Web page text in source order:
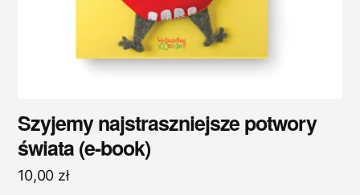
Szyjemy najstraszniejsze potwory
świata (e-book)
10,00 zł